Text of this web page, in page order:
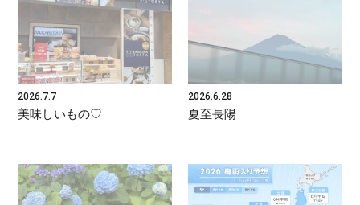
2026.7.7
美味しいもの♡
2026.6.28
夏至長陽